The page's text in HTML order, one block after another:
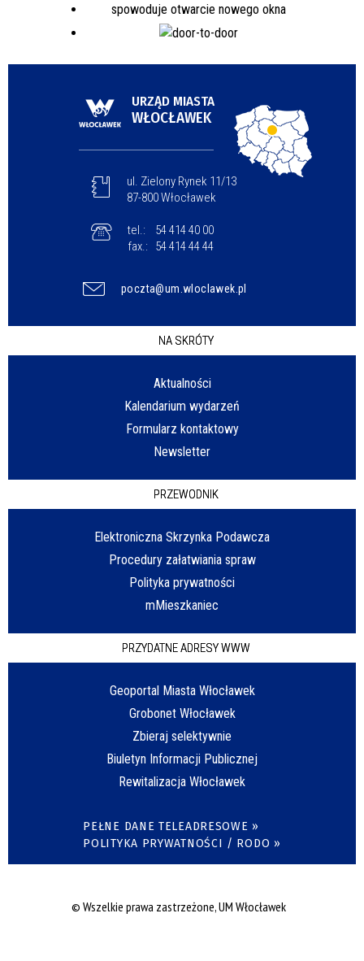
URZĄD MIASTA
WŁOCŁAWEK
ul. Zielony Rynek 11/13
87-800 Włocławek
tel.:
54 414 40 00
fax.:
54 414 44 44
poczta@um.wloclawek.pl
NA SKRÓTY
Aktualności
Kalendarium wydarzeń
Formularz kontaktowy
Newsletter
PRZEWODNIK
Elektroniczna Skrzynka Podawcza
Procedury załatwiania spraw
Polityka prywatności
mMieszkaniec
PRZYDATNE ADRESY WWW
Geoportal Miasta Włocławek
Grobonet Włocławek
Zbieraj selektywnie
Biuletyn Informacji Publicznej
Rewitalizacja Włocławek
PEŁNE DANE TELEADRESOWE »
POLITYKA PRYWATNOŚCI / RODO »
© Wszelkie prawa zastrzeżone, UM Włocławek